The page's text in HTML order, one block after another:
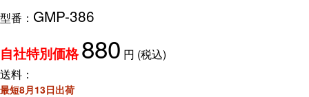
型番： GMP-386
自社特別価格 880 円 (税込)
送料：
最短8月13日出荷